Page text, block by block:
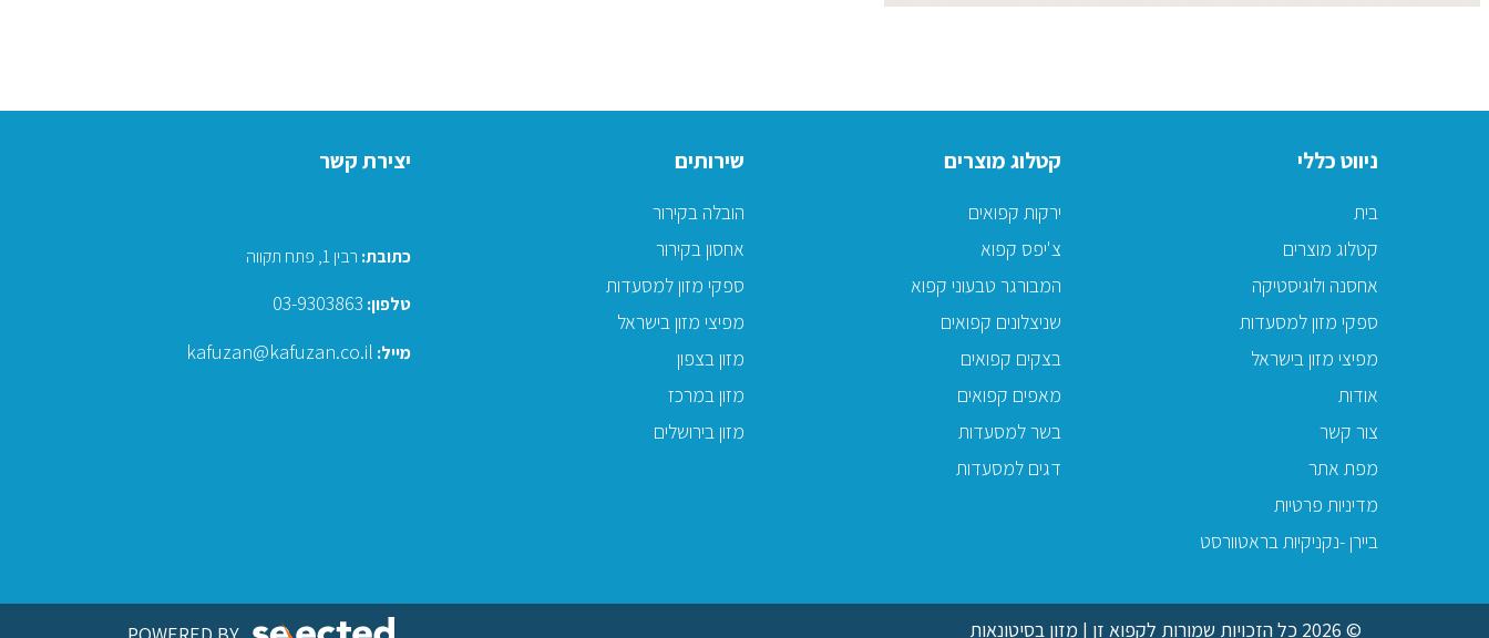
ניווט כללי
בית
קטלוג מוצרים
אחסנה ולוגיסטיקה
ספקי מזון למסעדות
מפיצי מזון בישראל
אודות
צור קשר
מפת אתר
מדיניות פרטיות
ביירן -נקניקיות בראטוורסט
קטלוג מוצרים
ירקות קפואים
צ'יפס קפוא
המבורגר טבעוני קפוא
שניצלונים קפואים
בצקים קפואים
מאפים קפואים
בשר למסעדות
דגים למסעדות
שירותים
הובלה בקירור
אחסון בקירור
ספקי מזון למסעדות
מפיצי מזון בישראל
מזון בצפון
מזון במרכז
מזון בירושלים
יצירת קשר
כתובת: רבין 1, פתח תקווה
טלפון: 03-9303863
מייל: kafuzan@kafuzan.co.il
© 2026 כל הזכויות שמורות לקפוא זן | מזון בסיטונאות